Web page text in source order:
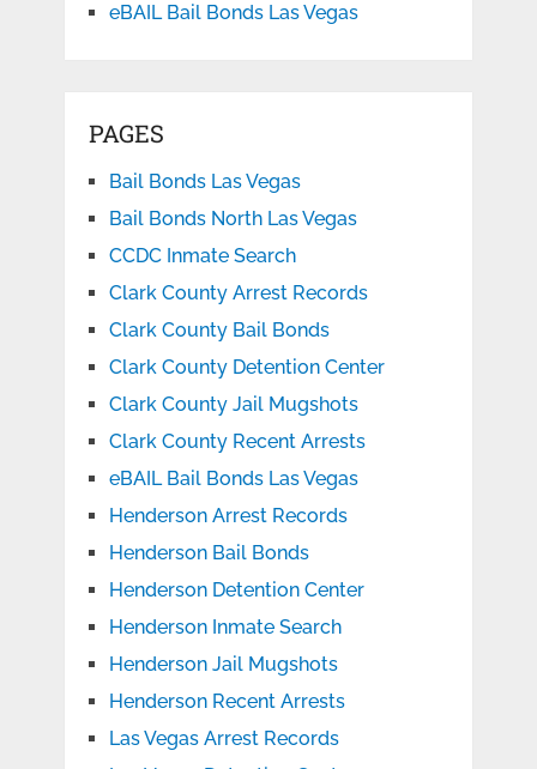
eBAIL Bail Bonds Las Vegas
PAGES
Bail Bonds Las Vegas
Bail Bonds North Las Vegas
CCDC Inmate Search
Clark County Arrest Records
Clark County Bail Bonds
Clark County Detention Center
Clark County Jail Mugshots
Clark County Recent Arrests
eBAIL Bail Bonds Las Vegas
Henderson Arrest Records
Henderson Bail Bonds
Henderson Detention Center
Henderson Inmate Search
Henderson Jail Mugshots
Henderson Recent Arrests
Las Vegas Arrest Records